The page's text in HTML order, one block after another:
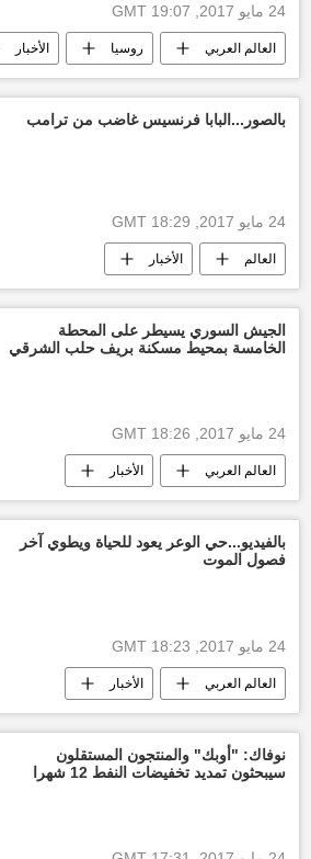
24 مايو 2017, 19:07 GMT
العالم العربي روسيا الأخبار
البابا تواضروس الثاني الكنيسة
لقاء علاقات أخبار مصر الآن
بالصور...البابا فرنسيس غاضب من ترامب
24 مايو 2017, 18:29 GMT
العالم الأخبار
الولايات المتحدة الأمريكية
الجيش السوري يسيطر على المحطة
الخامسة بمحيط مسكنة بريف حلب الشرقي
24 مايو 2017, 18:26 GMT
العالم العربي الأخبار
أخبار سوريا اليوم
بالفيديو...حي الوعر يعود للحياة ويطوي آخر
فصول الموت
24 مايو 2017, 18:23 GMT
العالم العربي الأخبار
أخبار سوريا اليوم
نوفاك: "أوبك" والمنتجون المستقلون
سيبحثون تمديد تخفيضات النفط 12 شهرا